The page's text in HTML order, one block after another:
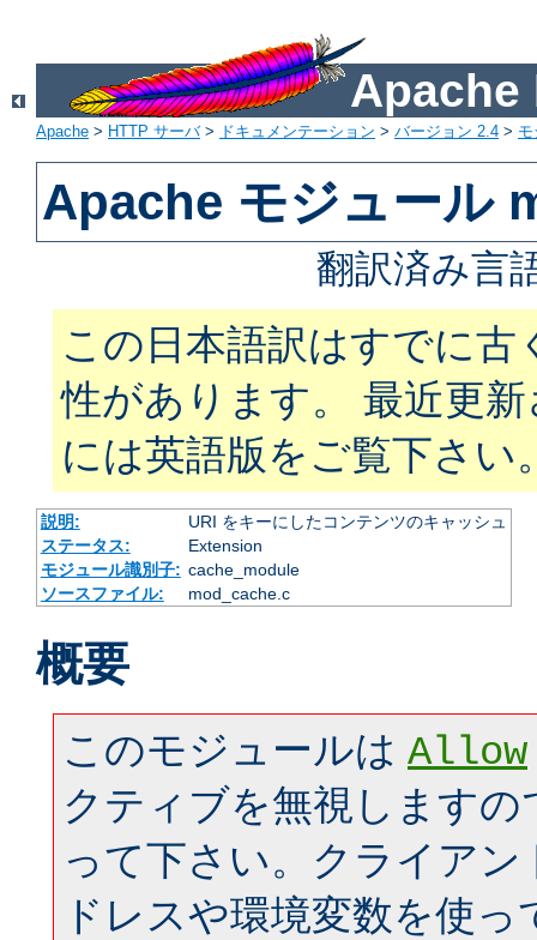
Apache
Apache > HTTP サーバ> ドキュメンテーション > バージョン 2.4 >
Apache モジュール
翻訳済み言
この日本語訳はすでに古
性があります。 最近更
には英語版をご覧下さい
説明:
URI をキーにしたコンテンツのキャッシュ
ステータス:
Extension
モジュール識別子: cache_module
ソースファイル:
mod_cache.c
概要
このモジュールは Allow
クティブを無視しますの
って下さい。クライア
ドレスや環境変数を使